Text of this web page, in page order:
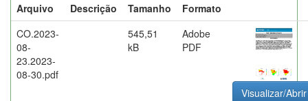
Arquivo
Descrição Tamanho
Formato
CO.2023-
08-
23.2023-
08-30.pdf
545,51
kB
Adobe
PDF
Visualizar/Abrir